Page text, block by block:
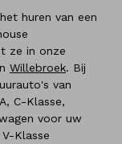
huren van een
ze in onze
Willebroek. Bij
van
C-Klasse,
voor uw
Klasse